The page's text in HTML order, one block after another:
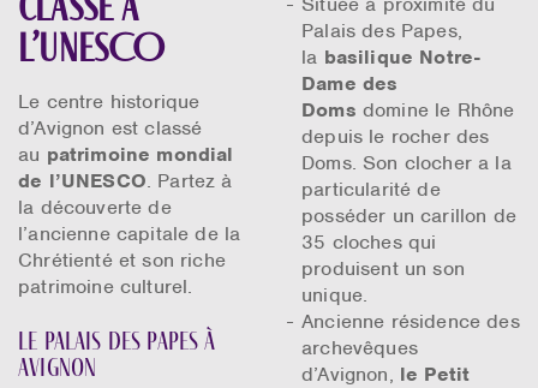
l’UNESCO
Le centre historique
d’Avignon est classé
au patrimoine mondial
de l’UNESCO. Partez à
la découverte de
l’ancienne capitale de la
Chrétienté et son riche
patrimoine culturel.
Le Palais des Papes à
Avignon
Palais des Papes,
la basilique Notre-
Dame des
Doms domine le Rhône
depuis le rocher des
Doms. Son clocher a la
particularité de
posséder un carillon de
35 cloches qui
produisent un son
unique.
Ancienne résidence des
archevêques
d’Avignon, le Petit